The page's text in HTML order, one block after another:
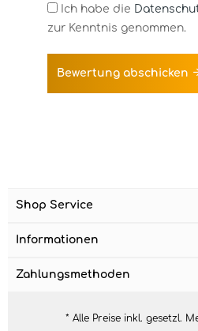
Ich habe die
zur Kenntnis genommen.
Bewertung abschicken
Shop Service
Informationen
Zahlungsmethoden
* Alle Preise inkl. gesetzl.